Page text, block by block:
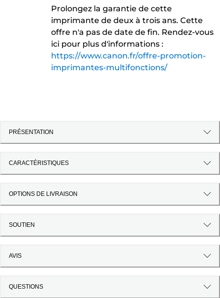
Prolongez la garantie de cette
imprimante de deux à trois ans. Cette
offre n'a pas de date de fin. Rendez-vous
ici pour plus d'informations :
https://www.canon.fr/offre-promotion-
imprimantes-multifonctions/
PRÉSENTATION
CARACTÉRISTIQUES
OPTIONS DE LIVRAISON
SOUTIEN
AVIS
QUESTIONS